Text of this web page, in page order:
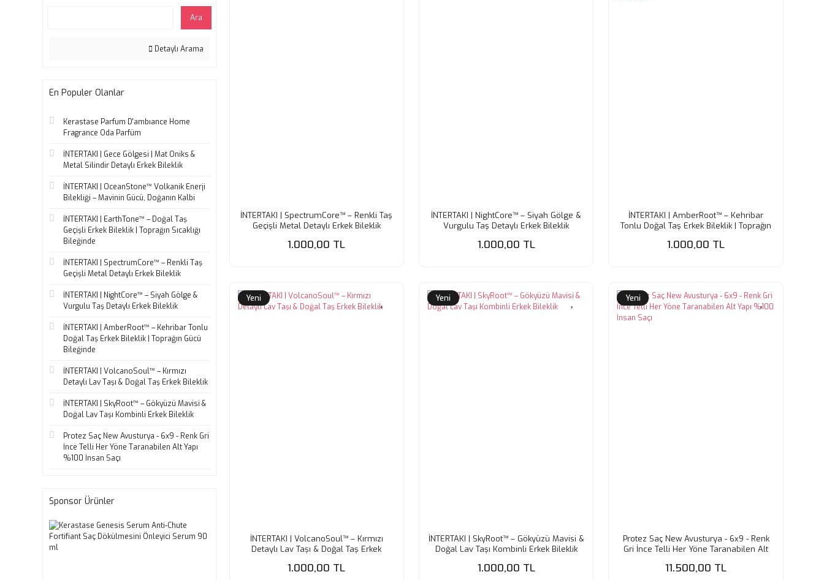
Ara
Detaylı Arama
En Populer Olanlar
Kerastase Parfum D'ambıance Home
Fragrance Oda Parfüm
İNTERTAKI | Gece Gölgesi | Mat Oniks &
Metal Silindir Detaylı Erkek Bileklik
İNTERTAKI | OceanStone™ Volkanik Enerji
Bilekliği – Mavinin Gücü, Doğanın Kalbi
İNTERTAKI | EarthTone™ – Doğal Taş
Geçişli Erkek Bileklik | Toprağın Sıcaklığı
Bileğinde
İNTERTAKI | SpectrumCore™ – Renkli Taş
Geçişli Metal Detaylı Erkek Bileklik
İNTERTAKI | NightCore™ – Siyah Gölge &
Vurgulu Taş Detaylı Erkek Bileklik
İNTERTAKI | AmberRoot™ – Kehribar Tonlu
Doğal Taş Erkek Bileklik | Toprağın Gücü
Bileğinde
İNTERTAKI | VolcanoSoul™ – Kırmızı
Detaylı Lav Taşı & Doğal Taş Erkek Bileklik
İNTERTAKI | SkyRoot™ – Gökyüzü Mavisi &
Doğal Lav Taşı Kombinli Erkek Bileklik
Protez Saç New Avusturya - 6x9 - Renk Gri
İnce Telli Her Yöne Taranabilen Alt Yapı
%100 İnsan Saçı
Sponsor Ürünler
İNTERTAKI | SpectrumCore™ – Renkli Taş
Geçişli Metal Detaylı Erkek Bileklik
1.000,00 TL
İNTERTAKI | NightCore™ – Siyah Gölge &
Vurgulu Taş Detaylı Erkek Bileklik
1.000,00 TL
İNTERTAKI | AmberRoot™ – Kehribar
Tonlu Doğal Taş Erkek Bileklik | Toprağın
1.000,00 TL
Yeni
İNTERTAKI | VolcanoSoul™ – Kırmızı
Detaylı Lav Taşı & Doğal Taş Erkek
1.000,00 TL
Yeni
İNTERTAKI | SkyRoot™ – Gökyüzü Mavisi &
Doğal Lav Taşı Kombinli Erkek Bileklik
1.000,00 TL
Yeni
Protez Saç New Avusturya - 6x9 - Renk
Gri İnce Telli Her Yöne Taranabilen Alt
11.500,00 TL